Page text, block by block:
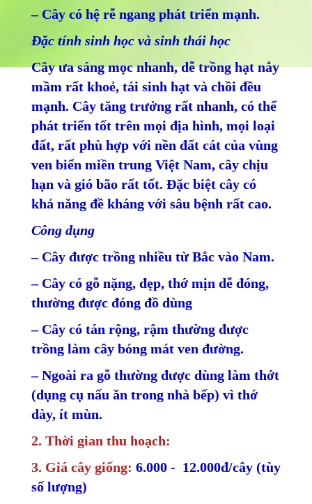
– Cây có hệ rễ ngang phát triển mạnh.
Đặc tính sinh học và sinh thái học
Cây ưa sáng mọc nhanh, dễ trồng hạt nẳy
mầm rất khoẻ, tái sinh hạt và chồi đều
mạnh. Cây tăng trưởng rất nhanh, có thể
phát triển tốt trên mọi địa hình, mọi loại
đất, rất phù hợp với nền đất cát của vùng
ven biển miền trung Việt Nam, cây chịu
hạn và gió bão rất tốt. Đặc biệt cây có
khả năng đề kháng với sâu bệnh rất cao.
Công dụng
– Cây được trồng nhiều từ Bắc vào Nam.
– Cây có gỗ nặng, đẹp, thớ mịn dễ đóng,
thường được đóng đồ dùng
– Cây có tán rộng, rậm thường được
trồng làm cây bóng mát ven đường.
– Ngoài ra gỗ thường được dùng làm thớt
(dụng cụ nấu ăn trong nhà bếp) vì thớ
dày, ít mùn.
2. Thời gian thu hoạch:
3. Giá cây giống: 6.000 - 12.000đ/cây (tùy
số lượng)